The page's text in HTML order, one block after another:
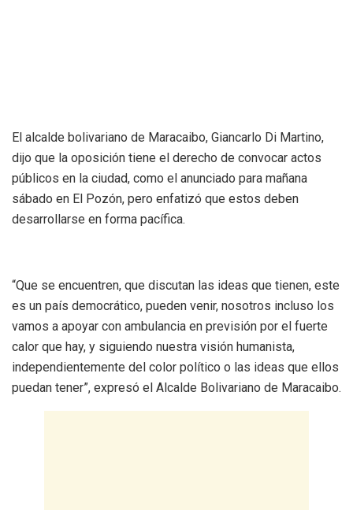
El alcalde bolivariano de Maracaibo, Giancarlo Di Martino,
dijo que la oposición tiene el derecho de convocar actos
públicos en la ciudad, como el anunciado para mañana
sábado en El Pozón, pero enfatizó que estos deben
desarrollarse en forma pacífica.
“Que se encuentren, que discutan las ideas que tienen, este
es un país democrático, pueden venir, nosotros incluso los
vamos a apoyar con ambulancia en previsión por el fuerte
calor que hay, y siguiendo nuestra visión humanista,
independientemente del color político o las ideas que ellos
puedan tener”, expresó el Alcalde Bolivariano de Maracaibo.